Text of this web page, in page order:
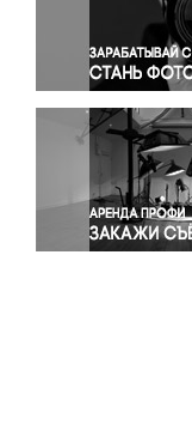
Религия
Светская
Спорт
Экология